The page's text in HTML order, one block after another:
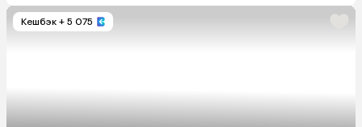
Кешбэк + 5 075